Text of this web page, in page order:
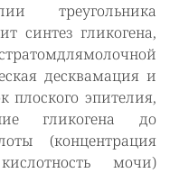
треугольника
синтез гликогена,
десквамация и
плоского эпителия,
гликогена до
(концентрация
мочи)